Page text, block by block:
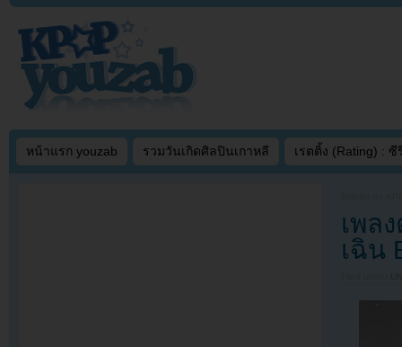
หน้าแรก youzab รวมวันเกิดศิลปินเกาหลี เรตติ้ง (Rating) : ซี
เพล
เฉิน